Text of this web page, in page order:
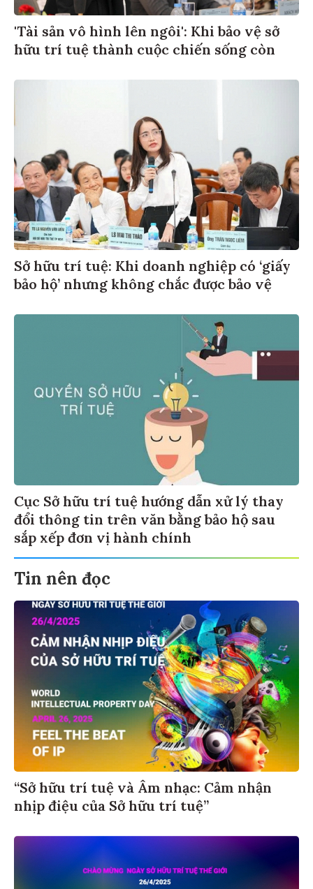
'Tài sản vô hình lên ngôi': Khi bảo vệ sở
hữu trí tuệ thành cuộc chiến sống còn
Sở hữu trí tuệ: Khi doanh nghiệp có ‘giấy
bảo hộ’ nhưng không chắc được bảo vệ
Cục Sở hữu trí tuệ hướng dẫn xử lý thay
đổi thông tin trên văn bằng bảo hộ sau
sắp xếp đơn vị hành chính
Tin nên đọc
“Sở hữu trí tuệ và Âm nhạc: Cảm nhận
nhịp điệu của Sở hữu trí tuệ”